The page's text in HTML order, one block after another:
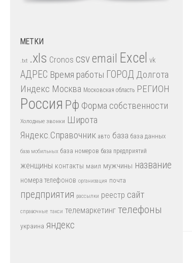
МЕТКИ
.txt .xls Cronos csvemail Excel vk
АДРЕС Время работы ГОРОД Долгота
Индекс Москва Московская область РЕГИОН
Россия Рф Форма собственности
Холодные звонки Широта
Яндекс.Справочник авто база база данных
база мобильных база номеров база предприятий
женщины контакты маил мужчины название
номера телефонов организация почта
предприятия рассылки реестр сайт
справочные такси телемаркетинг телефоны
украина яндекс